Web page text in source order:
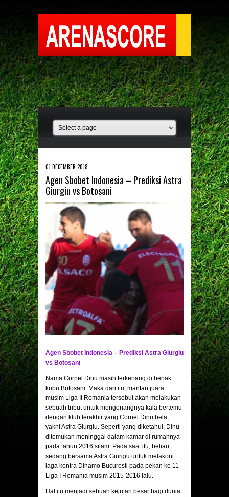
01 DECEMBER 2018
Agen Sbobet Indonesia – Prediksi Astra
Giurgiu vs Botosani
Agen Sbobet Indonesia – Prediksi Astra Giurgiu
vs Botosani
Nama Cornel Dinu masih terkenang di benak
kubu Botosani. Maka dari itu, mantan juara
musim Liga II Romania tersebut akan melakukan
sebuah tribut untuk mengenangnya kala bertemu
dengan klub terakhir yang Cornel Dinu bela,
yakni Astra Giurgiu. Seperti yang diketahui, Dinu
ditemukan meninggal dalam kamar di rumahnya
pada tahun 2016 silam. Pada saat itu, beliau
sedang bersama Astra Giurgiu untuk melakoni
laga kontra Dinamo Bucuresti pada pekan ke 11
Liga I Romania musim 2015-2016 lalu.
Hal itu menjadi sebuah kejutan besar bagi dunia